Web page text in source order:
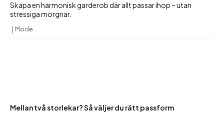
Skapa en harmonisk garderob där allt passar ihop – utan
stressiga morgnar.
Mode
Mellan två storlekar? Så väljer du rätt passform